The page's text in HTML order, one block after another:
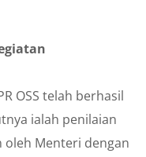
OSS telah berhasil
ialah penilaian
oleh Menteri dengan